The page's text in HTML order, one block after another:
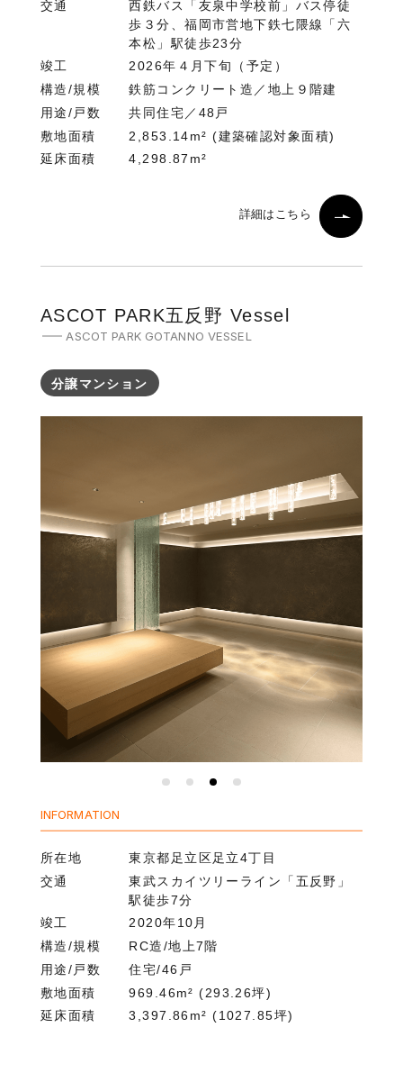
交通
西鉄バス「友泉中学校前」バス停徒
歩３分、福岡市営地下鉄七隈線「六
本松」駅徒歩23分
竣工
2026年４月下旬（予定）
構造/規模
鉄筋コンクリート造／地上９階建
用途/戸数
共同住宅／48戸
敷地面積
2,853.14m² (建築確認対象面積)
延床面積
4,298.87m²
詳細はこちら
ASCOT PARK五反野 Vessel
ASCOT PARK GOTANNO VESSEL
分譲マンション
INFORMATION
所在地
東京都足立区足立4丁目
交通
東武スカイツリーライン「五反野」
駅徒歩7分
竣工
2020年10月
構造/規模
RC造/地上7階
用途/戸数
住宅/46戸
敷地面積
969.46m² (293.26坪)
延床面積
3,397.86m² (1027.85坪)